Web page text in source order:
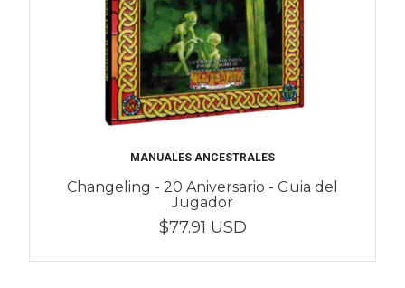
MANUALES ANCESTRALES
Changeling - 20 Aniversario - Guia del
Jugador
$77.91 USD